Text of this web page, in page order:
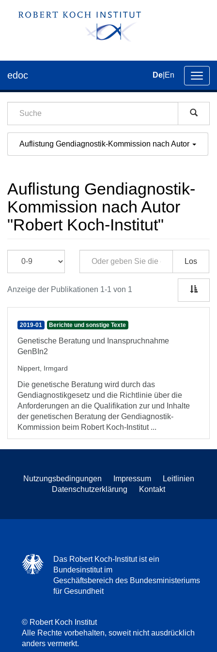
der
edoc De En
Auflistung Gendiagnostik-Kommission nach Autor
Auflistung Gendiagnostik-
Kommission nach Autor
"Robert Koch-Institut"
Los
Anzeige der Publikationen 1-1 von 1
2019-01 Berichte und sonstige Texte
Genetische Beratung und Inanspruchnahme
GenBIn2
Nippert, Irmgard
Die genetische Beratung wird durch das
Gendiagnostikgesetz und die Richtlinie über die
Anforderungen an die Qualifikation zur und Inhalte
der genetischen Beratung der Gendiagnostik-
Kommission beim Robert Koch-Institut ...
Nutzungsbedingungen Impressum
Leitlinien
Datenschutzerklärung
Kontakt
Das Robert Koch-Institut ist ein
Bundesinstitut im
Geschäftsbereich des Bundesministeriums
für Gesundheit
© Robert Koch Institut
Alle Rechte vorbehalten, soweit nicht ausdrücklich
anders vermerkt.